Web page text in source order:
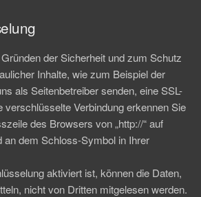
der Sicherheit und zum Schutz
Inhalte, wie zum Beispiel der
als Seitenbetreiber senden, eine SSL-
verschlüsselte Verbindung erkennen Sie
des Browsers von „http://“ auf
an dem Schloss-Symbol in Ihrer
aktiviert ist, können die Daten,
nicht von Dritten mitgelesen werden.